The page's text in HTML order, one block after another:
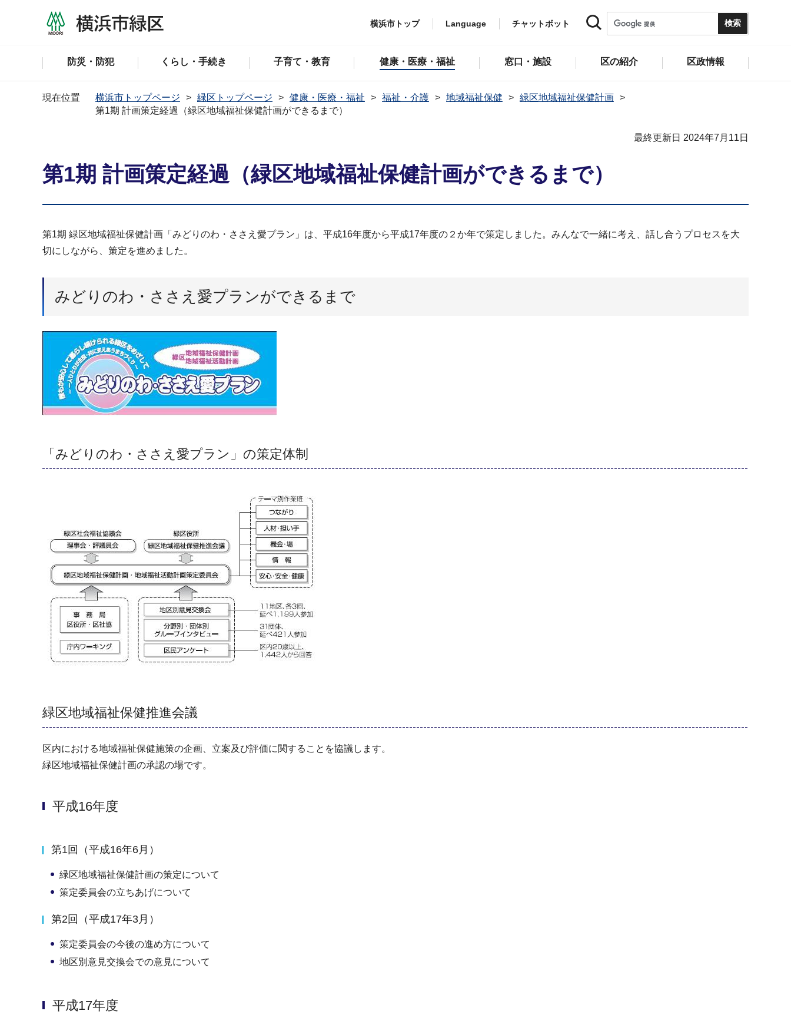
横浜市トップ Language チャットボット
防災・防犯 くらし・手続き 子育て・教育 健康・医療・福祉 窓口・施設 区の紹介 区政情報
現在位置 横浜市トップページ 緑区トップページ 健康・医療・福祉 福祉・介護 地域福祉保健
緑区地域福祉保健計画
第1期 計画策定経過（緑区地域福祉保健計画ができるまで）
最終更新日 2024年7月11日
第1期 計画策定経過（緑区地域福祉保健計画ができるまで）
第1期 緑区地域福祉保健計画「みどりのわ・ささえ愛プラン」は、平成16年度から平成17年度の２か年で策定しました。みんなで一緒に考え、話し合うプロセスを大
切にしながら、策定を進めました。
みどりのわ・ささえ愛プランができるまで
「みどりのわ・ささえ愛プラン」の策定体制
緑区地域福祉保健推進会議
区内における地域福祉保健施策の企画、立案及び評価に関することを協議します。
緑区地域福祉保健計画の承認の場です。
平成16年度
第1回（平成16年6月）
緑区地域福祉保健計画の策定について
策定委員会の立ちあげについて
第2回（平成17年3月）
策定委員会の今後の進め方について
地区別意見交換会での意見について
平成17年度